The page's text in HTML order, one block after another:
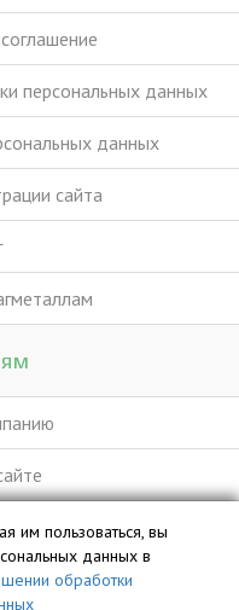
персональных данных
данных
сайта
интеллектуальной
охраняется законом.
им пользоваться, вы
данных в
обработки